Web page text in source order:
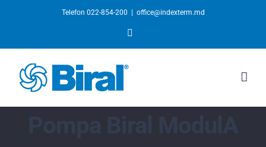
Telefon 022-854-200 office@indexterm.md